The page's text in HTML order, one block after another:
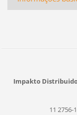
Impakto
11 2756-